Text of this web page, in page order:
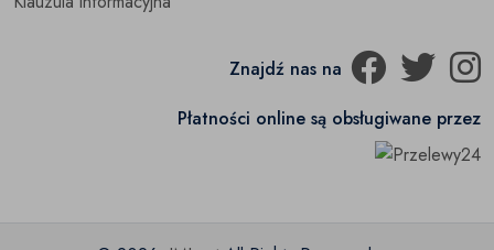
Znajdź nas na
Płatności online są obsługiwane przez